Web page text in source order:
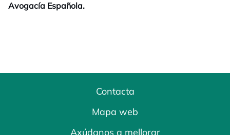
Avogacía Española.
Contacta
Mapa web
Axúdanos a mellorar